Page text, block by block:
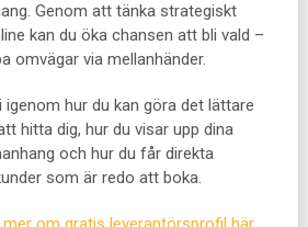
Genom att tänka strategiskt
kan du öka chansen att bli vald –
omvägar via mellanhänder.
igenom hur du kan göra det lättare
hitta dig, hur du visar upp dina
och hur du får direkta
som är redo att boka.